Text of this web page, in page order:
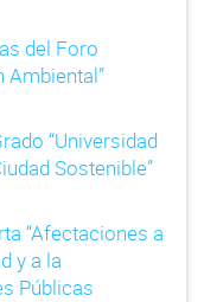
del Foro
Ambiental”
“Universidad
Sostenible”
“Afectaciones a
y a la
Públicas